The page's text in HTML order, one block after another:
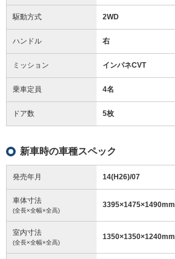
駆動方式 2WD
ハンドル 右
ミッション インパネCVT
乗車定員 4名
ドア数 5枚
新車時の車種スペック
発売年月 14(H26)/07
車体寸法
(全長×全幅×全高)
3395×1475×1490mm
室内寸法
(全長×全幅×全高)
1350×1350×1240mm